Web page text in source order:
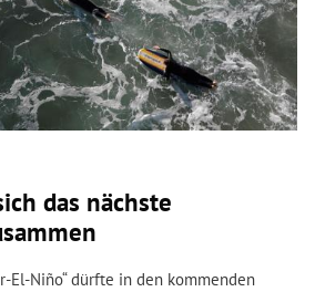
das nächste
El-Niño“ dürfte in den kommenden